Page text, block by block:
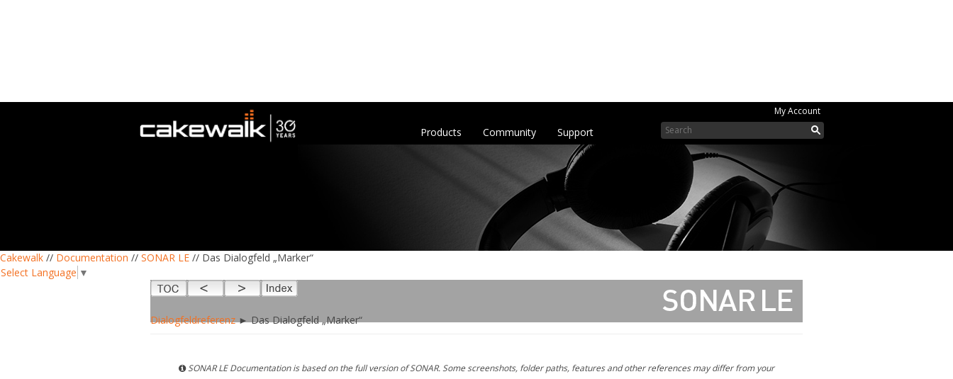
My Account
Support
Community
Products
Cakewalk // Documentation // SONAR LE // Das Dialogfeld „Marker“
Select Language ▼
Dialogfeldreferenz► Das Dialogfeld „Marker“
SONAR LE Documentation is based on the full version of SONAR. Some screenshots, folder paths, features and other references may differ from your